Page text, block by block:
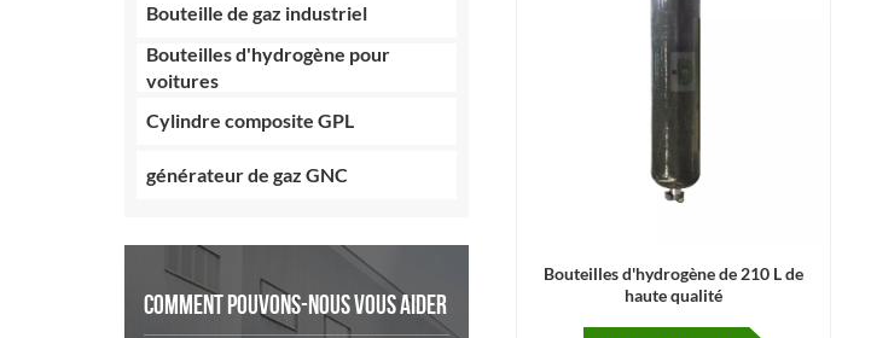
Bouteille de gaz industriel
Bouteilles d'hydrogène pour
voitures
Cylindre composite GPL
générateur de gaz GNC
COMMENT POUVONS-NOUS VOUS AIDER
Bouteilles d'hydrogène de 210 L de
haute qualité